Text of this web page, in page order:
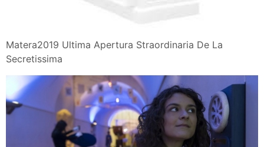
Matera2019 Ultima Apertura Straordinaria De La
Secretissima